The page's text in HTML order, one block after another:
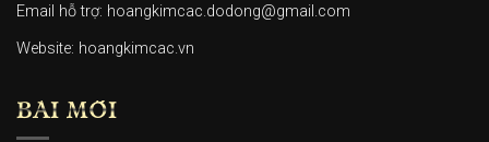
Email hỗ trợ: hoangkimcac.dodong@gmail.com
Website: hoangkimcac.vn
BÀI MỚI